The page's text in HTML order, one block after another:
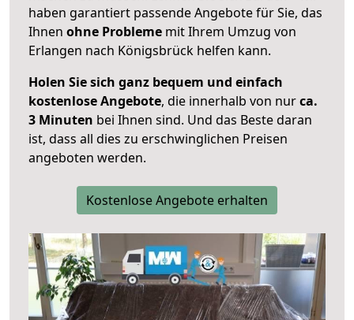
haben garantiert passende Angebote für Sie, das
Ihnen ohne Probleme mit Ihrem Umzug von
Erlangen nach Königsbrück helfen kann.
Holen Sie sich ganz bequem und einfach
kostenlose Angebote, die innerhalb von nurca.
3 Minuten bei Ihnen sind. Und das Beste daran
ist, dass all dies zu erschwinglichen Preisen
angeboten werden.
Kostenlose Angebote erhalten